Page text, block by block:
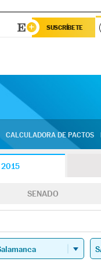
SUSCRÍBETE
CALCULADORA DE PACTOS
2015
SENADO